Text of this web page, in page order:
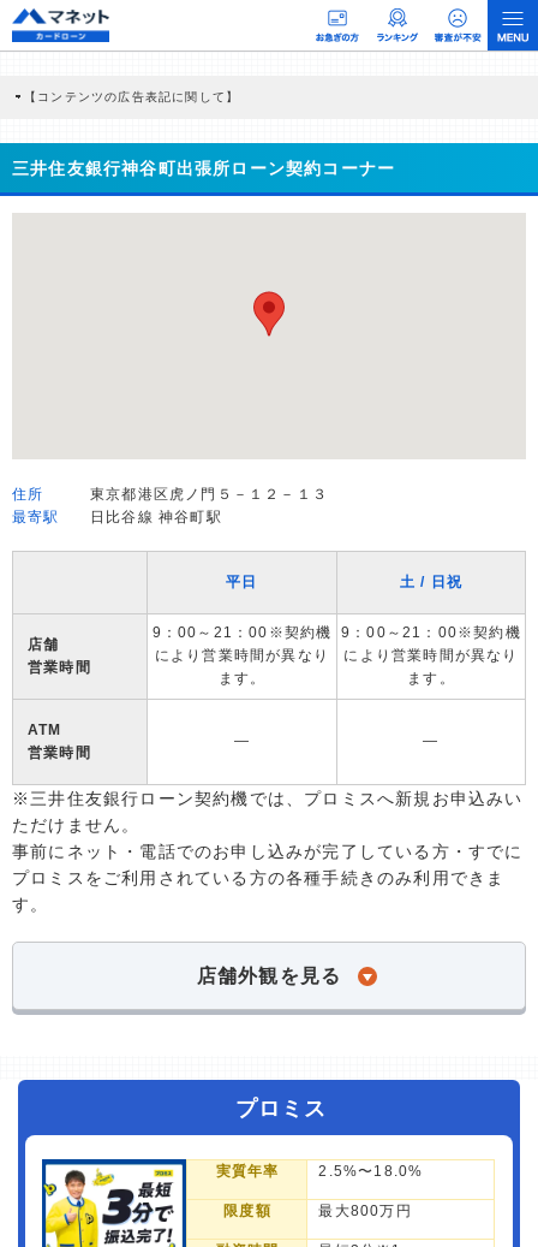
【コンテンツの広告表記に関して】
商品を根拠なくPRするものではなく、当編集部の調査／ユーザーへの口コミ収集な
どに基づき、公平性を担保した情報提供を行っています。
>提携企業一覧
三井住友銀行神谷町出張所ローン契約コーナー
住所
東京都港区虎ノ門５－１２－１３
最寄駅
日比谷線 神谷町駅
平日 土 / 日祝
店舗
営業時間
9：00～21：00※契約機
により営業時間が異なり
ます。
9：00～21：00※契約機
により営業時間が異なり
ます。
ATM
営業時間
― ―
※三井住友銀行ローン契約機では、プロミスへ新規お申込みい
ただけません。
事前にネット・電話でのお申し込みが完了している方・すでに
プロミスをご利用されている方の各種手続きのみ利用できま
す。
店舗外観を見る
プロミス
実質年率 2.5%〜18.0%
限度額 最大800万円